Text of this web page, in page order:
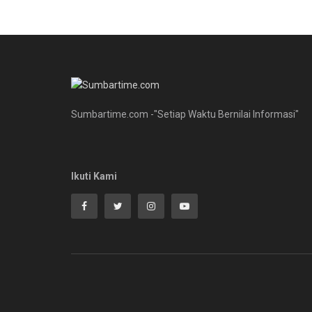
Sumbartime.com -"Setiap Waktu Bernilai Informasi"
Ikuti Kami